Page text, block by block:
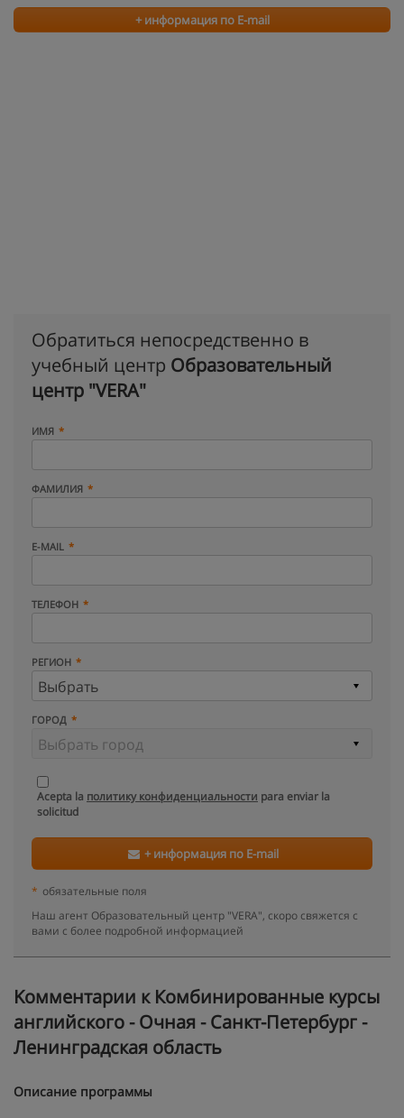
+ информация по E-mail
Обратиться непосредственно в
учебный центр Образовательный
центр "VERA"
ИМЯ
ФАМИЛИЯ
E-MAIL
ТЕЛЕФОН
РЕГИОН
ГОРОД
Acepta la политику конфиденциальности para enviar la
solicitud
+ информация по E-mail
* обязательные поля
Наш агент Образовательный центр "VERA", скоро свяжется с
вами с более подробной информацией
Kомментарии к Комбинированные курсы
английского - Очная - Санкт-Петербург -
Ленинградская область
Описание программы